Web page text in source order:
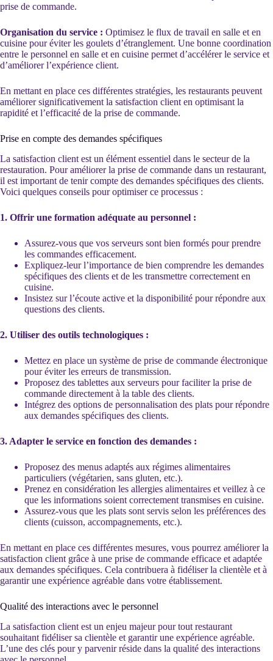
prise de commande.
Organisation du service : Optimisez le flux de travail en salle et en
cuisine pour éviter les goulets d’étranglement. Une bonne coordination
entre le personnel en salle et en cuisine permet d’accélérer le service et
d’améliorer l’expérience client.
En mettant en place ces différentes stratégies, les restaurants peuvent
améliorer significativement la satisfaction client en optimisant la
rapidité et l’efficacité de la prise de commande.
Prise en compte des demandes spécifiques
La satisfaction client est un élément essentiel dans le secteur de la
restauration. Pour améliorer la prise de commande dans un restaurant,
il est important de tenir compte des demandes spécifiques des clients.
Voici quelques conseils pour optimiser ce processus :
1. Offrir une formation adéquate au personnel :
Assurez-vous que vos serveurs sont bien formés pour prendre
les commandes efficacement.
Expliquez-leur l’importance de bien comprendre les demandes
spécifiques des clients et de les transmettre correctement en
cuisine.
Insistez sur l’écoute active et la disponibilité pour répondre aux
questions des clients.
2. Utiliser des outils technologiques :
Mettez en place un système de prise de commande électronique
pour éviter les erreurs de transmission.
Proposez des tablettes aux serveurs pour faciliter la prise de
commande directement à la table des clients.
Intégrez des options de personnalisation des plats pour répondre
aux demandes spécifiques des clients.
3. Adapter le service en fonction des demandes :
Proposez des menus adaptés aux régimes alimentaires
particuliers (végétarien, sans gluten, etc.).
Prenez en considération les allergies alimentaires et veillez à ce
que les informations soient correctement transmises en cuisine.
Assurez-vous que les plats sont servis selon les préférences des
clients (cuisson, accompagnements, etc.).
En mettant en place ces différentes mesures, vous pourrez améliorer la
satisfaction client grâce à une prise de commande efficace et adaptée
aux demandes spécifiques. Cela contribuera à fidéliser la clientèle et à
garantir une expérience agréable dans votre établissement.
Qualité des interactions avec le personnel
La satisfaction client est un enjeu majeur pour tout restaurant
souhaitant fidéliser sa clientèle et garantir une expérience agréable.
L’une des clés pour y parvenir réside dans la qualité des interactions